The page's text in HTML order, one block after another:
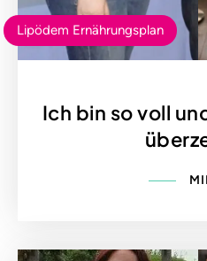
Lipödem Ernährungsplan
Ich bin so voll